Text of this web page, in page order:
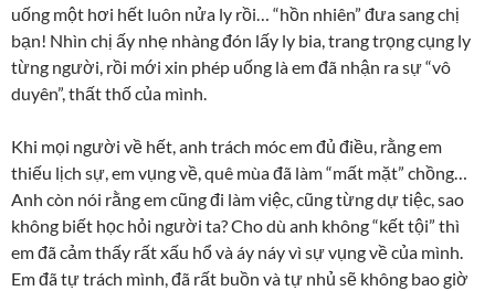
uống một hơi hết luôn nửa ly rồi… “hồn nhiên” đưa sang chị
bạn! Nhìn chị ấy nhẹ nhàng đón lấy ly bia, trang trọng cụng ly
từng người, rồi mới xin phép uống là em đã nhận ra sự “vô
duyên”, thất thố của mình.
Khi mọi người về hết, anh trách móc em đủ điều, rằng em
thiếu lịch sự, em vụng về, quê mùa đã làm “mất mặt” chồng…
Anh còn nói rằng em cũng đi làm việc, cũng từng dự tiệc, sao
không biết học hỏi người ta? Cho dù anh không “kết tội” thì
em đã cảm thấy rất xấu hổ và áy náy vì sự vụng về của mình.
Em đã tự trách mình, đã rất buồn và tự nhủ sẽ không bao giờ